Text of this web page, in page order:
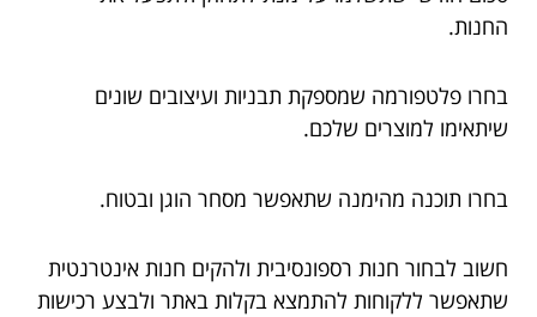
החנות.
בחרו פלטפורמה שמספקת תבניות ועיצובים שונים
שיתאימו למוצרים שלכם.
בחרו תוכנה מהימנה שתאפשר מסחר הוגן ובטוח.
חשוב לבחור חנות רספונסיבית ולהקים חנות אינטרנטית
שתאפשר ללקוחות להתמצא בקלות באתר ולבצע רכישות